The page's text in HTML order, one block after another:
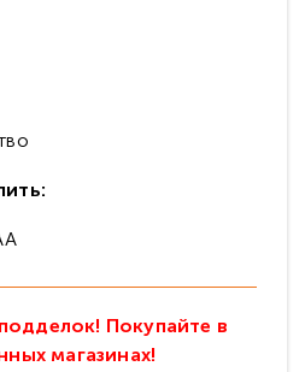
Покупайте в
магазинах!